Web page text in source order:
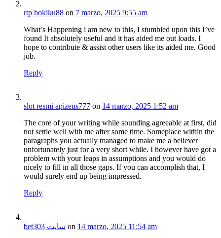
rtp hokiku88 on 7 marzo, 2025 9:55 am
What’s Happening i am new to this, I stumbled upon this I’ve
found It absolutely useful and it has aided me out loads. I
hope to contribute & assist other users like its aided me. Good
job.
Reply
slot resmi apizeus777 on 14 marzo, 2025 1:52 am
The core of your writing while sounding agreeable at first, did
not settle well with me after some time. Someplace within the
paragraphs you actually managed to make me a believer
unfortunately just for a very short while. I however have got a
problem with your leaps in assumptions and you would do
nicely to fill in all those gaps. If you can accomplish that, I
would surely end up being impressed.
Reply
bet303 سایت on 14 marzo, 2025 11:54 am